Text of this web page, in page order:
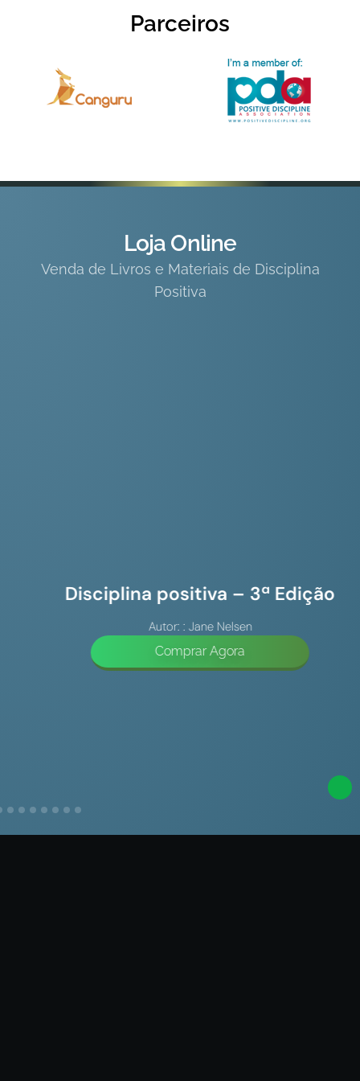
Parceiros
Loja Online
Venda de Livros e Materiais de Disciplina
Positiva
Disciplina positiva – 3ª Edição
Autor: : Jane Nelsen
Comprar Agora